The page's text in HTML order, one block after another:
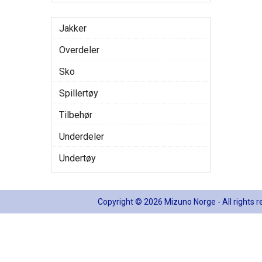
Jakker
Overdeler
Sko
Spillertøy
Tilbehør
Underdeler
Undertøy
Copyright © 2026 Mizuno Norge - All rights